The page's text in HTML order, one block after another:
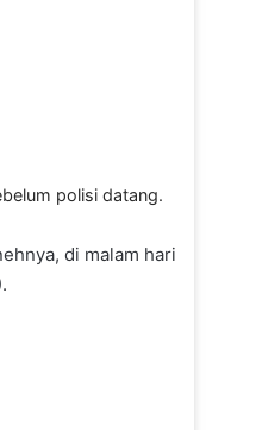
polisi datang.
di malam hari